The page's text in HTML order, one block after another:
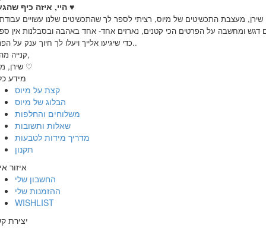
♥
שירן, מעצבת התכשיטים של מיוס, רציתי לספר לך שהתכשיטים שלנו עשויים
דגש ומחשבה על הפרטים הכי קטנים, נארזים אחד- אחד באהבה ובסבלנות אין
כדי שיגיעו אלייך ויעלו לך חיוך ענק על הפנים..
קנייה מהנה,
שירן, מיוס ♡
מידע
קצת על מיוס
הבלוג של מיוס
משלוחים והחלפות
שאלות ותשובות
מדריך מידות לטבעות
תקנון
איזור
החשבון שלי
ההזמנות שלי
WISHLIST
יצירת